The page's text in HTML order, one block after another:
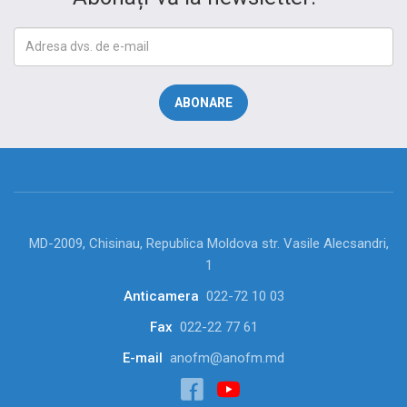
MD-2009, Chisinau, Republica Moldova str. Vasile Alecsandri,
1
Anticamera 022-72 10 03
Fax 022-22 77 61
E-mail anofm@anofm.md